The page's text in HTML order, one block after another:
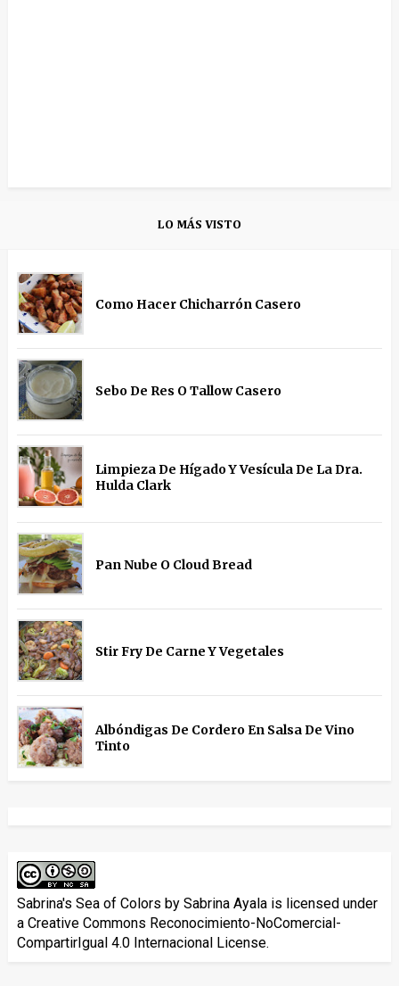
LO MÁS VISTO
Como Hacer Chicharrón Casero
Sebo De Res O Tallow Casero
Limpieza De Hígado Y Vesícula De La Dra.
Hulda Clark
Pan Nube O Cloud Bread
Stir Fry De Carne Y Vegetales
Albóndigas De Cordero En Salsa De Vino
Tinto
Sabrina's Sea of Colors by Sabrina Ayalais licensed under
a Creative Commons Reconocimiento-NoComercial-
CompartirIgual 4.0 Internacional License.